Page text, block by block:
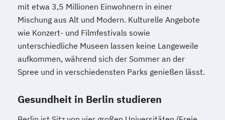
mit etwa 3,5 Millionen Einwohnern in einer
Mischung aus Alt und Modern. Kulturelle Angebote
wie Konzert- und Filmfestivals sowie
unterschiedliche Museen lassen keine Langeweile
aufkommen, während sich der Sommer an der
Spree und in verschiedensten Parks genießen lässt.
Gesundheit in Berlin studieren